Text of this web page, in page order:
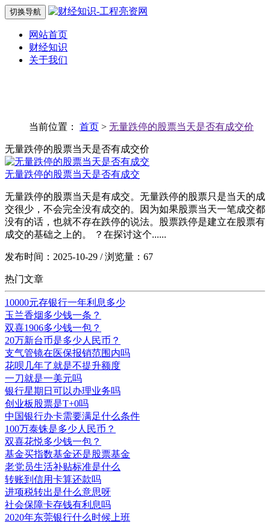
切换导航
网站首页
财经知识
关于我们
当前位置： 首页 > 无量跌停的股票当天是否有成交价
无量跌停的股票当天是否有成交价
无量跌停的股票当天是否有成交
无量跌停的股票当天是有成交。无量跌停的股票只是当天的成
交很少，不会完全没有成交的。因为如果股票当天一笔成交都
没有的话，也就不存在跌停的说法。股票跌停是建立在股票有
成交的基础之上的。 ？在探讨这个......
发布时间：2025-10-29 / 浏览量：67
热门文章
10000元存银行一年利息多少
玉兰香烟多少钱一条？
双喜1906多少钱一包？
20万新台币是多少人民币？
支气管镜在医保报销范围内吗
花呗几年了就是不提升额度
一刀就是一美元吗
银行星期日可以办理业务吗
创业板股票是T+0吗
中国银行办卡需要满足什么条件
100万泰铢是多少人民币？
双喜花悦多少钱一包？
基金买指数基金还是股票基金
老党员生活补贴标准是什么
转账到信用卡算还款吗
进项税转出是什么意思呀
社会保障卡存钱有利息吗
2020年东莞银行什么时候上班